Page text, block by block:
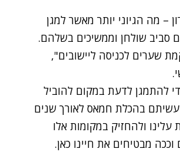
– מה הגיוני יותר מאשר למגן
סביב שולחן וממשיכים בשלהם.
שערים לכניסה ליישובים",
להתמגן לדעת במקום להוביל
בהכלת חמאס לאורך שנים
ולהחזיק במקומות אלו
מבטיחים את חיינו כאן.